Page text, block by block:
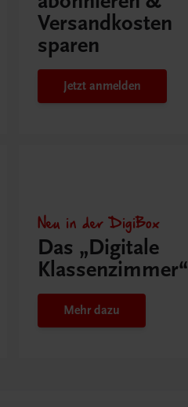
Versandkosten
sparen
Jetzt anmelden
Neu in der DigiBox
Das „Digitale
Klassenzimmer“
Mehr dazu